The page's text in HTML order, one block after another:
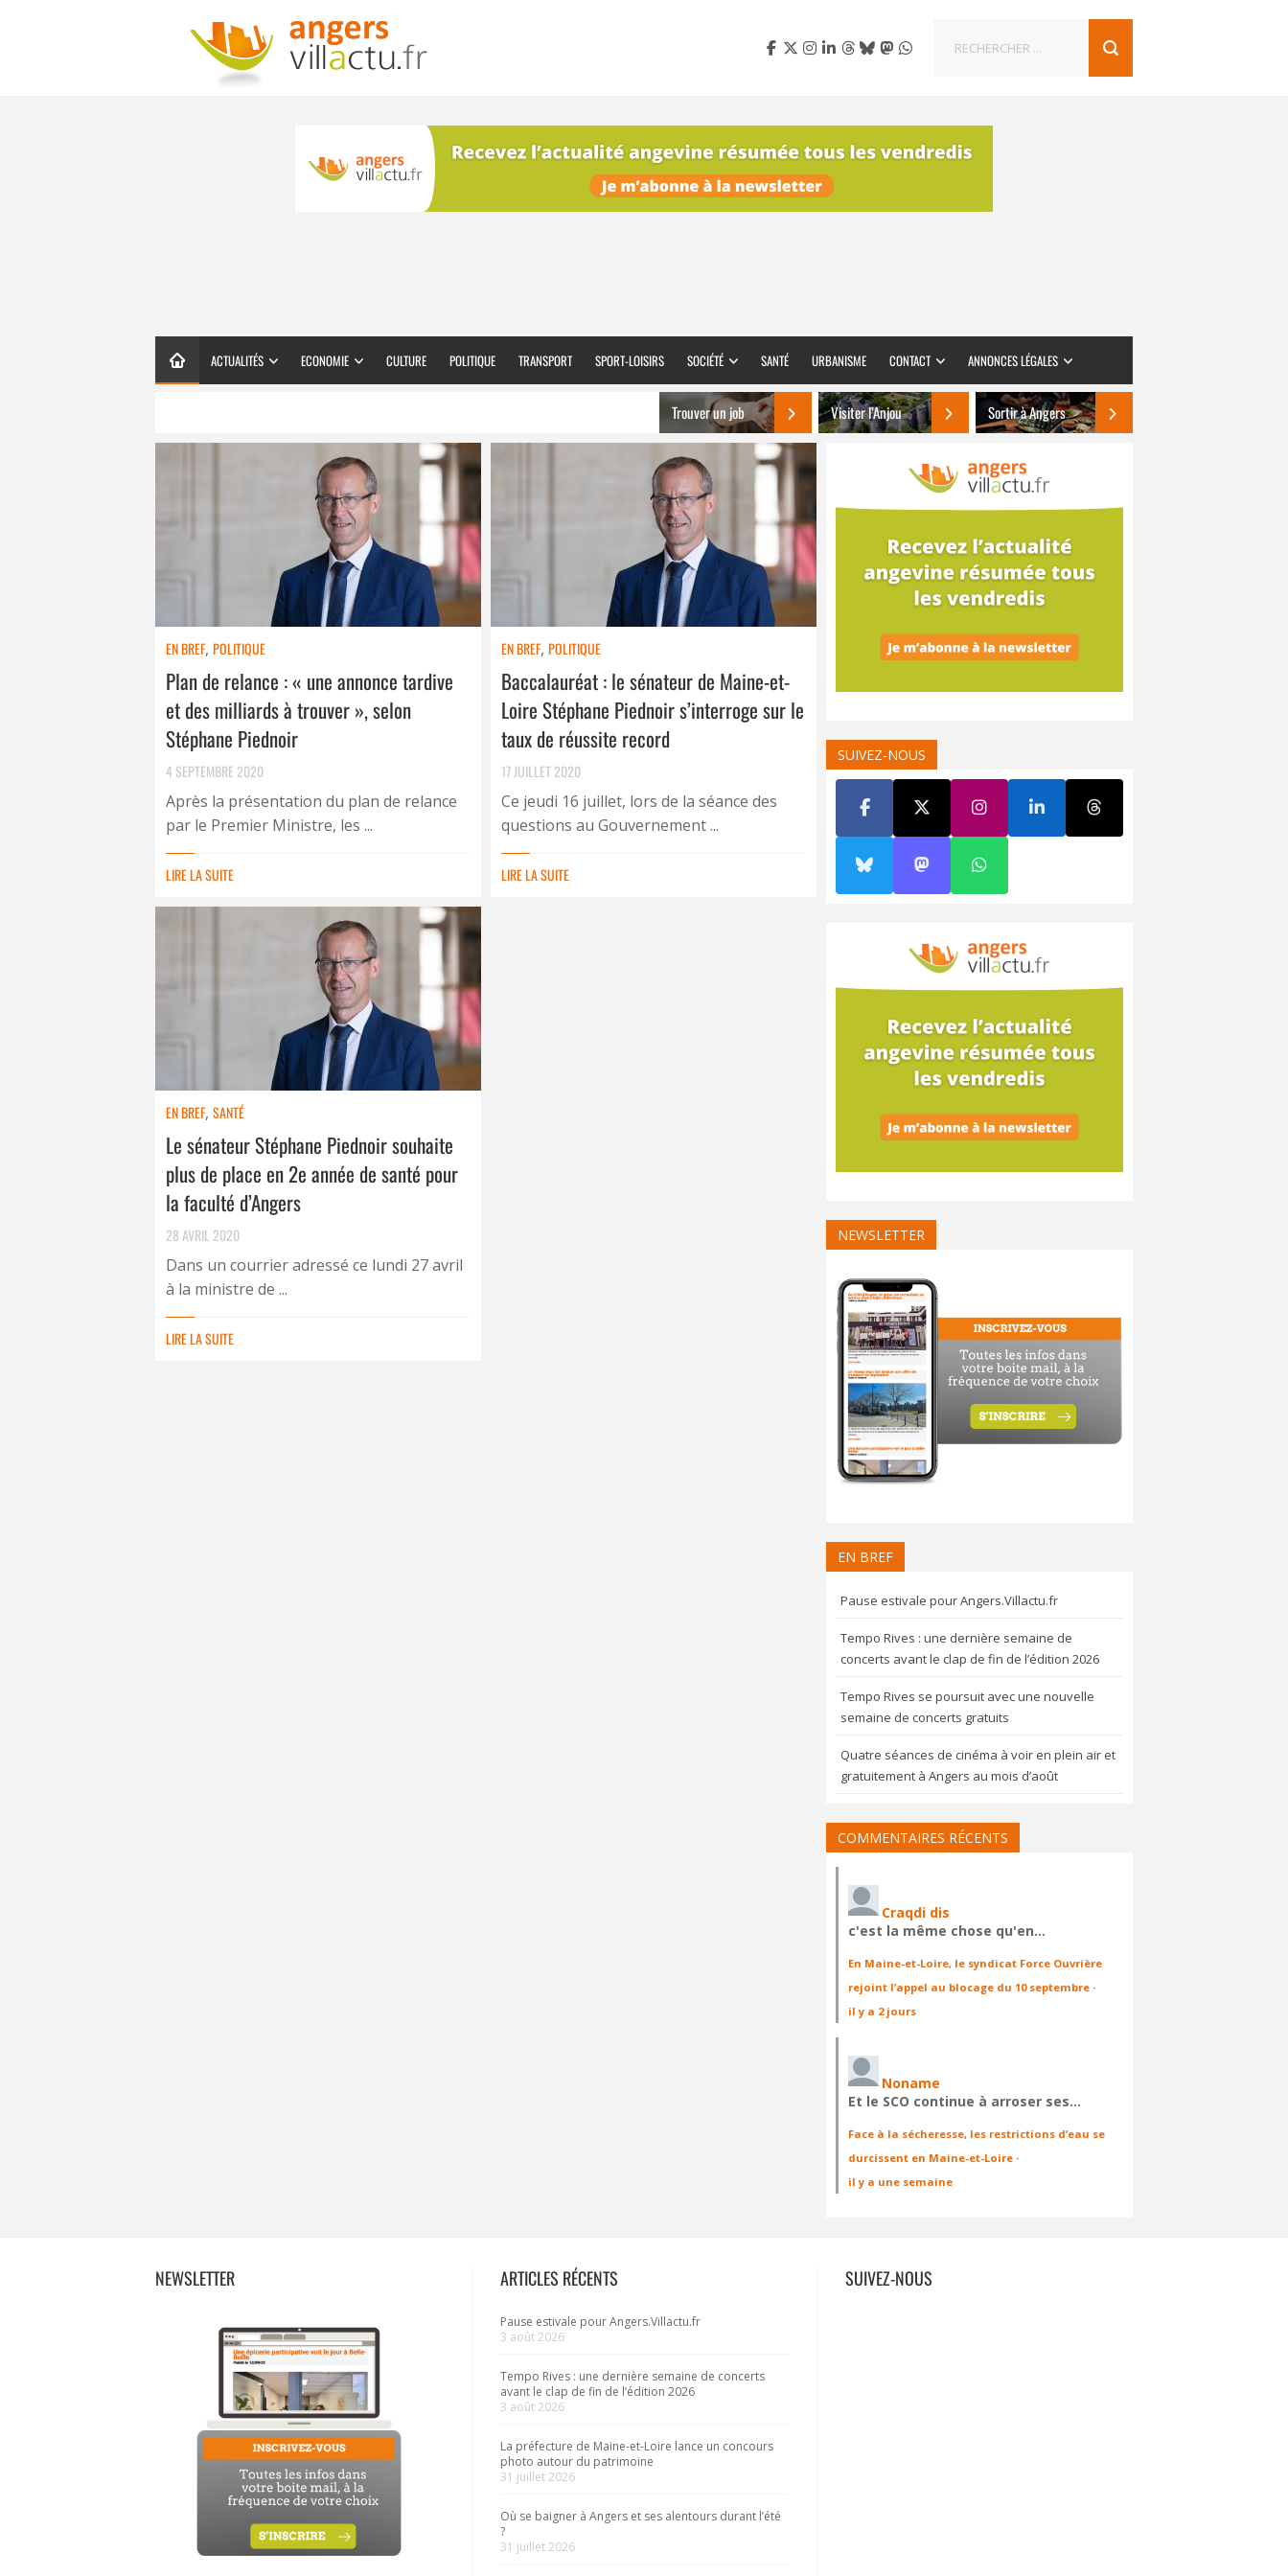
ACTUALITÉS ECONOMIE CULTURE POLITIQUE TRANSPORT SPORT-LOISIRS SOCIÉTÉ SANTÉ URBANISME CONTACT ANNONCES LÉGALES
Trouver un job Visiter l’Anjou Sortir à Angers
EN BREF, POLITIQUE
Plan de relance : « une annonce tardive
et des milliards à trouver », selon
Stéphane Piednoir
4 SEPTEMBRE 2020
Après la présentation du plan de relance
par le Premier Ministre, les ...
LIRE LA SUITE
EN BREF, POLITIQUE
Baccalauréat : le sénateur de Maine-et-
Loire Stéphane Piednoir s’interroge sur le
taux de réussite record
17 JUILLET 2020
Ce jeudi 16 juillet, lors de la séance des
questions au Gouvernement ...
LIRE LA SUITE
EN BREF, SANTÉ
Le sénateur Stéphane Piednoir souhaite
plus de place en 2e année de santé pour
la faculté d’Angers
28 AVRIL 2020
Dans un courrier adressé ce lundi 27 avril
à la ministre de ...
LIRE LA SUITE
SUIVEZ-NOUS
NEWSLETTER
EN BREF
Pause estivale pour Angers.Villactu.fr
Tempo Rives : une dernière semaine de
concerts avant le clap de fin de l’édition 2026
Tempo Rives se poursuit avec une nouvelle
semaine de concerts gratuits
Quatre séances de cinéma à voir en plein air et
gratuitement à Angers au mois d’août
COMMENTAIRES RÉCENTS
Craqdi dis
c'est la même chose qu'en…
En Maine-et-Loire, le syndicat Force Ouvrière
rejoint l’appel au blocage du 10 septembre ·
il y a 2 jours
Noname
Et le SCO continue à arroser ses…
Face à la sécheresse, les restrictions d’eau se
durcissent en Maine-et-Loire ·
il y a une semaine
NEWSLETTER ARTICLES RÉCENTS
Pause estivale pour Angers.Villactu.fr
3 août 2026
Tempo Rives : une dernière semaine de concerts
avant le clap de fin de l’édition 2026
3 août 2026
La préfecture de Maine-et-Loire lance un concours
photo autour du patrimoine
31 juillet 2026
Où se baigner à Angers et ses alentours durant l’été
?
31 juillet 2026
SUIVEZ-NOUS